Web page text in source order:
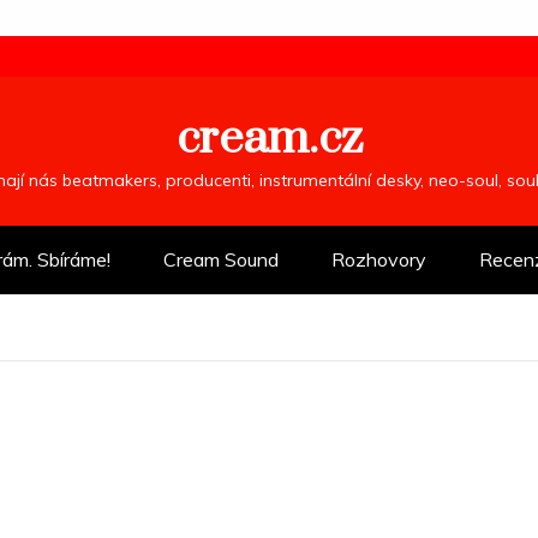
cream.cz
nás beatmakers, producenti, instrumentální desky, neo-soul,
Sbíráme! Cream Sound Rozhovory